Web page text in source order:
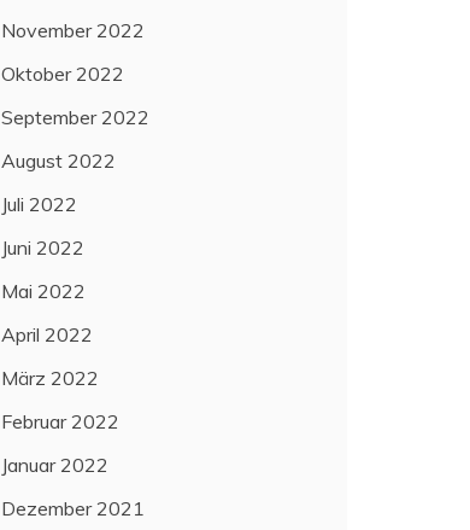
November 2022
Oktober 2022
September 2022
August 2022
Juli 2022
Juni 2022
Mai 2022
April 2022
März 2022
Februar 2022
Januar 2022
Dezember 2021